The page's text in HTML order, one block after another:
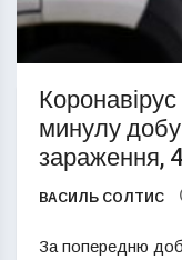
минулу
зараження,
ВАСИЛЬ СОЛТИС
За попередню